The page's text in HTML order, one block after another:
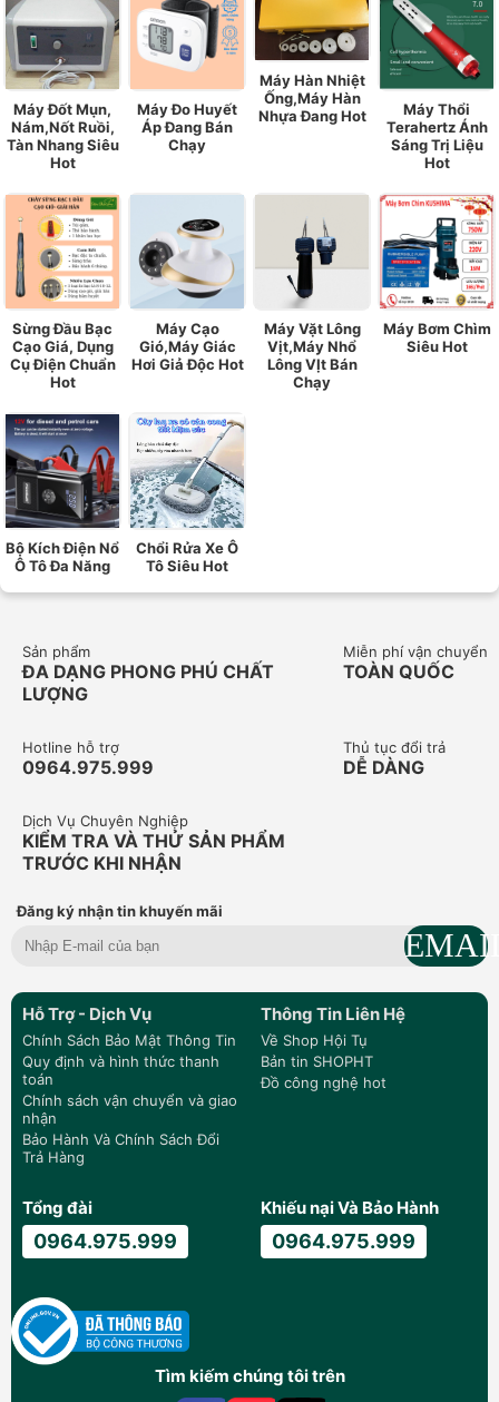
Máy Đốt Mụn,
Nám,Nốt Ruồi,
Tàn Nhang Siêu
Hot
Máy Đo Huyết
Áp Đang Bán
Chạy
Máy Hàn Nhiệt
Ống,Máy Hàn
Nhựa Đang Hot
Máy Thổi
Terahertz Ánh
Sáng Trị Liệu
Hot
Sừng Đầu Bạc
Cạo Giá, Dụng
Cụ Điện Chuẩn
Hot
Máy Cạo
Gió,Máy Giác
Hơi Giả Độc Hot
Máy Vặt Lông
Vịt,Máy Nhổ
Lông VỊt Bán
Chạy
Máy Bơm Chìm
Siêu Hot
Bộ Kích Điện Nổ
Ô Tô Đa Năng
Chổi Rửa Xe Ô
Tô Siêu Hot
Sản phẩm
ĐA DẠNG PHONG PHÚ CHẤT
LƯỢNG
Miễn phí vận chuyển
TOÀN QUỐC
Hotline hỗ trợ
0964.975.999
Thủ tục đổi trả
DỄ DÀNG
Dịch Vụ Chuyên Nghiệp
KIỂM TRA VÀ THỬ SẢN PHẨM
TRƯỚC KHI NHẬN
Đăng ký nhận tin khuyến mãi
Hỗ Trợ - Dịch Vụ
Chính Sách Bảo Mật Thông Tin
Quy định và hình thức thanh
toán
Chính sách vận chuyển và giao
nhận
Bảo Hành Và Chính Sách Đổi
Trả Hàng
Thông Tin Liên Hệ
Về Shop Hội Tụ
Bản tin SHOPHT
Đồ công nghệ hot
Tổng đài
0964.975.999
Khiếu nại Và Bảo Hành
0964.975.999
Tìm kiếm chúng tôi trên